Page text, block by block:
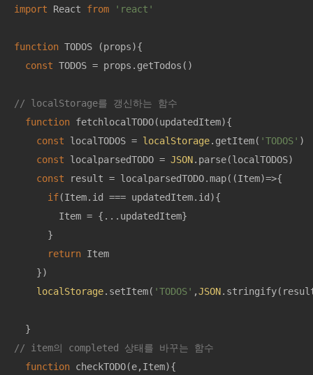
import React from 'react'
function TODOS (props){
const TODOS = props.getTodos()
// localStorage를 갱신하는 함수
function fetchlocalTODO(updatedItem){
const localTODOS = localStorage.getItem( 'TODOS' )
const localparsedTODO = JSON.parse(localTODOS)
const result = localparsedTODO.map( (Item)=>{
if(Item.id === updatedItem.id){
        Item = {...updatedItem}
      }
return Item
    })
localStorage.setItem( 'TODOS' ,JSON
// item의 completed 상태를 바꾸는 함수
function checkTODO(e,Item){